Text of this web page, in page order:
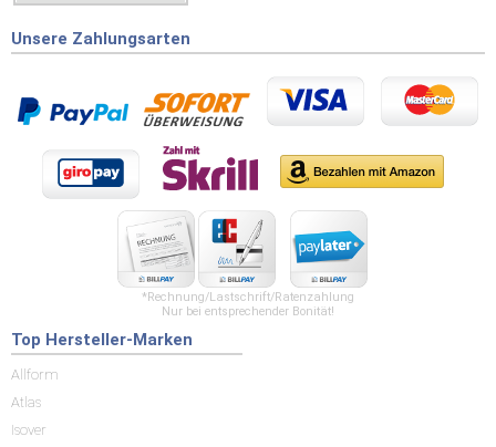
Unsere Zahlungsarten
*Rechnung/Lastschrift/Ratenzahlung
Nur bei entsprechender Bonität!
Top Hersteller-Marken
Allform
Atlas
Isover